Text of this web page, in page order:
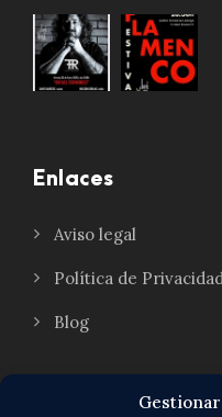
Enlaces
Aviso legal
Política de
Blog